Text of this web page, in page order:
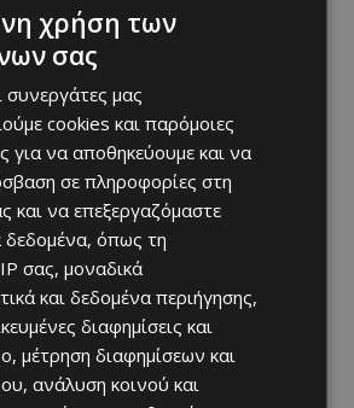
Viber
ΒΡΑΖΙΛΙΑΣ ΜΟΥΝΤΙΑΛ 2026
Αθλητικά
Aνακοινώθηκε το deal που
προανήγγειλαν οι Ρουμάνοι
Afentiko 08/08/2026
χρήση των
σας
συνεργάτες μας
cookies και παρόμοιες
για να αποθηκεύουμε και να
σε πληροφορίες στη
και να επεξεργαζόμαστε
όπως τη
σας, μοναδικά
και δεδομένα περιήγησης,
διαφημίσεις και
μέτρηση διαφημίσεων και
ανάλυση κοινού και